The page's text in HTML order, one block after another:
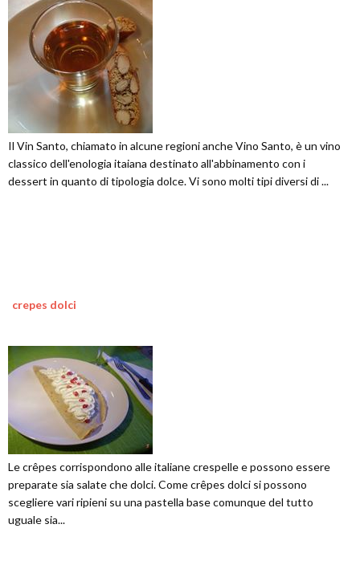
Il Vin Santo, chiamato in alcune regioni anche Vino Santo, è un vino
classico dell'enologia itaiana destinato all'abbinamento con i
dessert in quanto di tipologia dolce. Vi sono molti tipi diversi di ...
crepes dolci
Le crêpes corrispondono alle italiane crespelle e possono essere
preparate sia salate che dolci. Come crêpes dolci si possono
scegliere vari ripieni su una pastella base comunque del tutto
uguale sia...